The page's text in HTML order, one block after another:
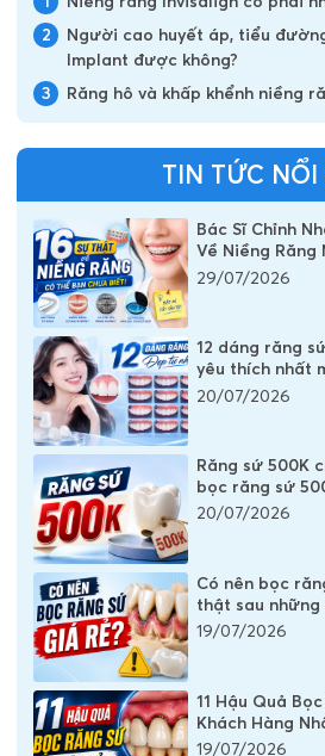
2
Người cao huyết áp, tiểu
Implant được không?
3
Răng hô và khấp khểnh niềng
TIN TỨC NỔI
Bác Sĩ Chỉnh
Về Niềng Răng
Vẫn Đang Hiểu
29/07/2026
12 dáng răng
yêu thích nhất
20/07/2026
Răng sứ 500K
bọc răng sứ
20/07/2026
Có nên bọc
thật sau
vài trăm nghìn
19/07/2026
11 Hậu Quả
Khách Hàng
19/07/2026